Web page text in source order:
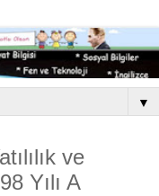
▼
ve
Yılı A